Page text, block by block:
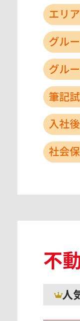
エリ
グル
グル
筆記
入社
社会
不
人